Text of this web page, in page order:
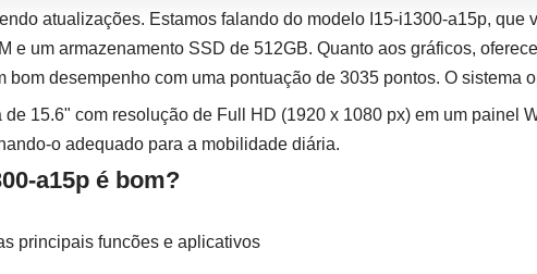
atualizações. Estamos falando do modelo I15-i1300-a15p, que
e um armazenamento SSD de 512GB. Quanto aos gráficos,
bom desempenho com uma pontuação de 3035 pontos. O sistema
15.6" com resolução de Full HD (1920 x 1080 px) em um painel
o adequado para a mobilidade diária.
a15p é bom?
principais funcões e aplicativos